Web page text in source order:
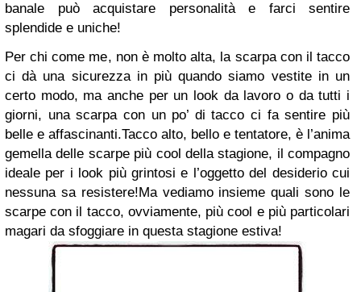
banale può acquistare personalità e farci sentire
splendide e uniche!
Per chi come me, non è molto alta, la scarpa con il tacco
ci dà una sicurezza in più quando siamo vestite in un
certo modo, ma anche per un look da lavoro o da tutti i
giorni, una scarpa con un po’ di tacco ci fa sentire più
belle e affascinanti.Tacco alto, bello e tentatore, è l’anima
gemella delle scarpe più cool della stagione, il compagno
ideale per i look più grintosi e l’oggetto del desiderio cui
nessuna sa resistere!Ma vediamo insieme quali sono le
scarpe con il tacco, ovviamente, più cool e più particolari
magari da sfoggiare in questa stagione estiva!